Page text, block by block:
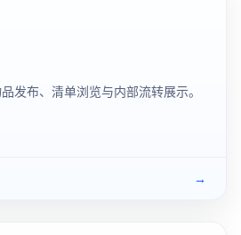
发布、清单浏览与内部流转展示。
→